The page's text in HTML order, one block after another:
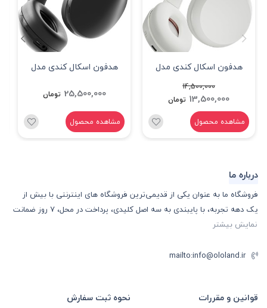
هدفون اسکال کندی مدل
ICON 180
14,500,000
13,500,000 تومان
مشاهده محصول
هدفون اسکال کندی مدل
25,500,000 تومان
مشاهده محصول
درباره ما
فروشگاه ما به عنوان یکی از قدیمی‌ترین فروشگاه های اینترنتی با بیش از
یک دهه تجربه، با پایبندی به سه اصل کلیدی، پرداخت در محل، 7 روز ضمانت
نمایش بیشتر
mailto:info@ololand.ir
قوانین و مقررات
نحوه ثبت سفارش